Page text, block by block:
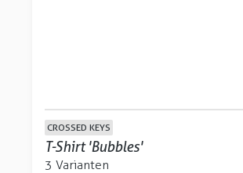
CROSSED KEYS
T-Shirt 'Bubbles'
3 Varianten